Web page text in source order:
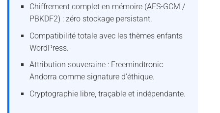
Chiffrement complet en mémoire (AES-GCM /
PBKDF2) : zéro stockage persistant.
Compatibilité totale avec les thèmes enfants
WordPress.
Attribution souveraine : Freemindtronic
Andorra comme signature d’éthique.
Cryptographie libre, traçable et indépendante.